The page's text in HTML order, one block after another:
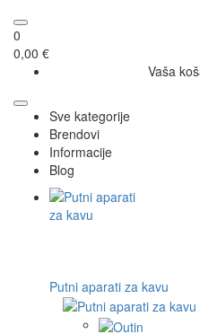
0
0,00 €
Vaša
Sve kategorije
Brendovi
Informacije
Blog
Putni aparati za kavu